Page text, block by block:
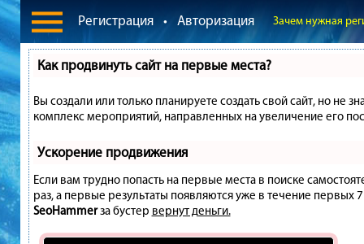
Регистрация • Авторизация Зачем нужная
Как продвинуть сайт на первые места?
Вы создали или только планируете создать свой сайт, но не
комплекс мероприятий, направленных на увеличение его
Ускорение продвижения
Если вам трудно попасть на первые места в поиске
раз, а первые результаты появляются уже в течение первых
SeoHammerза бустер вернут деньги.